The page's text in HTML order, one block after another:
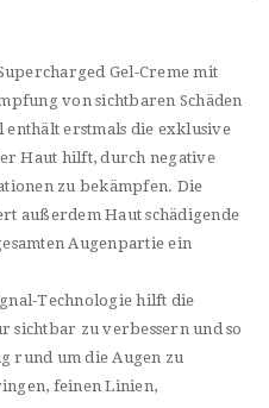
Gel-Creme mit
von sichtbaren Schäden
erstmals die exklusive
Haut hilft, durch negative
zu bekämpfen. Die
außerdem Haut schädigende
Augenpartie ein
Technologie hilft die
sichtbar zu verbessern und so
rund um die Augen zu
feinen Linien,